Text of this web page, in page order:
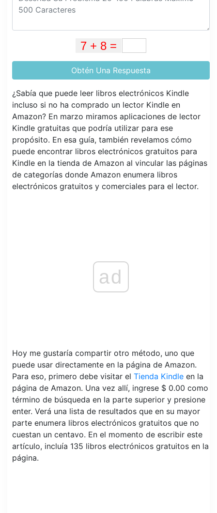
Obtén Una Respuesta
¿Sabía que puede leer libros electrónicos Kindle
incluso si no ha comprado un lector Kindle en
Amazon? En marzo miramos aplicaciones de lector
Kindle gratuitas que podría utilizar para ese
propósito. En esa guía, también revelamos cómo
puede encontrar libros electrónicos gratuitos para
Kindle en la tienda de Amazon al vincular las páginas
de categorías donde Amazon enumera libros
electrónicos gratuitos y comerciales para el lector.
ad
Hoy me gustaría compartir otro método, uno que
puede usar directamente en la página de Amazon.
Para eso, primero debe visitar el Tienda Kindle en la
página de Amazon. Una vez allí, ingrese $ 0.00 como
término de búsqueda en la parte superior y presione
enter. Verá una lista de resultados que en su mayor
parte enumera libros electrónicos gratuitos que no
cuestan un centavo. En el momento de escribir este
artículo, incluía 135 libros electrónicos gratuitos en la
página.